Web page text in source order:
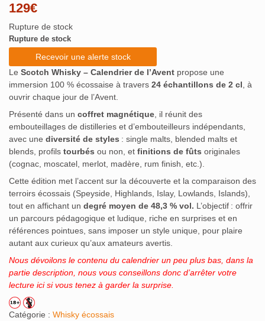
129€
Rupture de stock
Rupture de stock
Recevoir une alerte stock
Le Scotch Whisky – Calendrier de l’Avent propose une
immersion 100 % écossaise à travers 24 échantillons de 2 cl , à
ouvrir chaque jour de l’Avent.
Présenté dans un coffret magnétique , il réunit des
embouteillages de distilleries et d’embouteilleurs indépendants,
avec une diversité de styles : single malts, blended malts et
blends, profils tourbés ou non, et finitions de fûts originales
(cognac, moscatel, merlot, madère, rum finish, etc.).
Cette édition met l’accent sur la découverte et la comparaison des
terroirs écossais (Speyside, Highlands, Islay, Lowlands, Islands),
tout en affichant un degré moyen de 48,3 % vol. L’objectif : offrir
un parcours pédagogique et ludique, riche en surprises et en
références pointues, sans imposer un style unique, pour plaire
autant aux curieux qu’aux amateurs avertis.
Nous dévoilons le contenu du calendrier un peu plus bas, dans la
partie description, nous vous conseillons donc d’arrêter votre
lecture ici si vous tenez à garder la surprise.
Catégorie : Whisky écossais